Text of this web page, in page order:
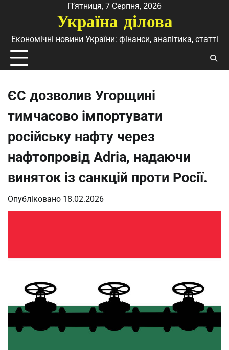
П’ятниця, 7 Серпня, 2026
Україна ділова
Економічні новини України: фінанси, аналітика, статті
ЄС дозволив Угорщині
тимчасово імпортувати
російську нафту через
нафтопровід Adria, надаючи
виняток із санкцій проти Росії.
Опубліковано 18.02.2026